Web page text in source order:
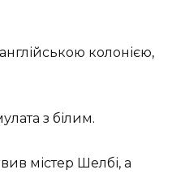
колонією,
з білим.
містер Шелбі, а